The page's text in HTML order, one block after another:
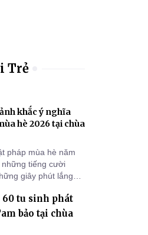
Trẻ
khắc ý nghĩa
hè 2026 tại chùa
pháp mùa hè năm
những tiếng cười
giây phút lắng
Tháp). Những
hành trang quý
60 tu sinh phát
bảo tại chùa